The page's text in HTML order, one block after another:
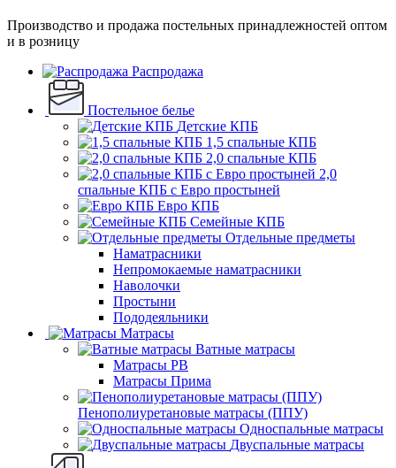
Производство и продажа постельных принадлежностей оптом
и в розницу
Распродажа
Постельное белье
Детские КПБ
1,5 спальные КПБ
2,0 спальные КПБ
2,0
спальные КПБ с Евро простыней
Евро КПБ
Семейные КПБ
Отдельные предметы
Наматрасники
Непромокаемые наматрасники
Наволочки
Простыни
Пододеяльники
Матрасы
Ватные матрасы
Матрасы РВ
Матрасы Прима
Пенополиуретановые матрасы (ППУ)
Односпальные матрасы
Двуспальные матрасы